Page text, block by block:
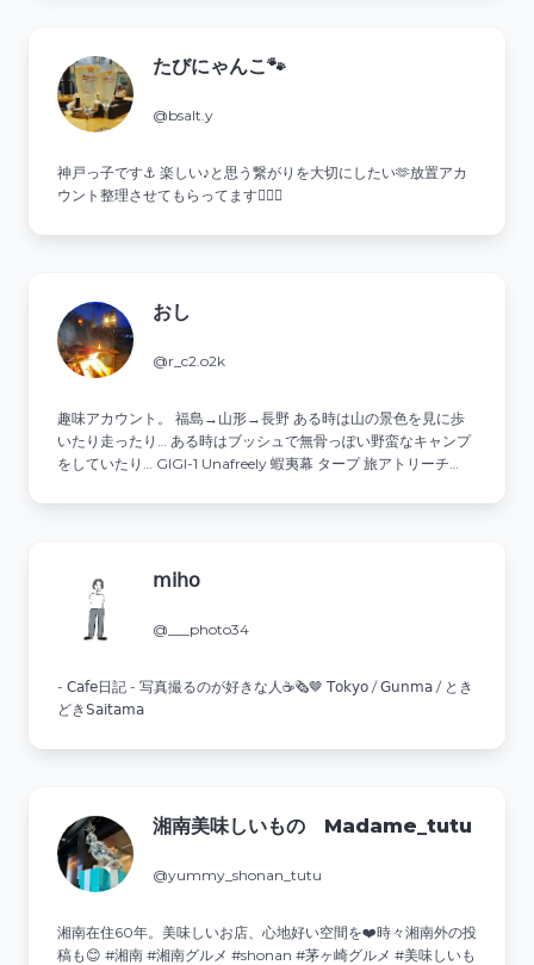
たびにゃんこ🐾
@bsalt.y
神戸っ子です⚓ 楽しい♪と思う繋がりを大切にしたい🫶放置アカ
ウント整理させてもらってます🙇🏻‍♀️
おし
@r_c2.o2k
趣味アカウント。 福島→山形→長野 ある時は山の景色を見に歩
いたり走ったり… ある時はブッシュで無骨っぽい野蛮なキャンプ
をしていたり… GIGI-1 Unafreely 蝦夷幕 タープ 旅アトリーチ
𝗆𝗂𝗁𝗈
@___photo34
- 𝖢𝖺𝖿𝖾日記 - 写真撮るのが好きな人☕️🗞🤎 𝖳𝗈𝗄𝗒𝗈 / 𝖦𝗎𝗇𝗆𝖺 / とき
どき𝖲𝖺𝗂𝗍𝖺𝗆𝖺
湘南美味しいもの Madame_tutu
@yummy_shonan_tutu
湘南在住60年。美味しいお店、心地好い空間を❤️時々湘南外の投
稿も😊 #湘南 #湘南グルメ #shonan #茅ヶ崎グルメ #美味しいも